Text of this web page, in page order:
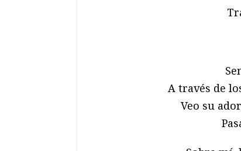
A través de
Veo su